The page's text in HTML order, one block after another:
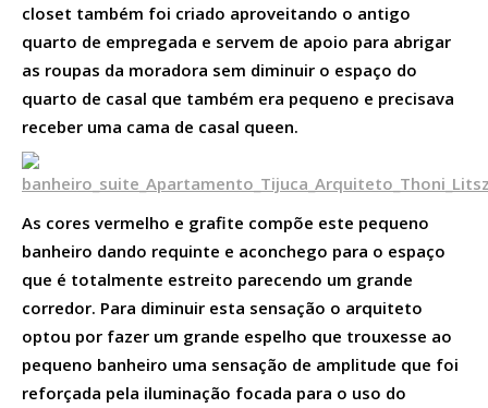
closet também foi criado aproveitando o antigo
quarto de empregada e servem de apoio para abrigar
as roupas da moradora sem diminuir o espaço do
quarto de casal que também era pequeno e precisava
receber uma cama de casal queen.
As cores vermelho e grafite compõe este pequeno
banheiro dando requinte e aconchego para o espaço
que é totalmente estreito parecendo um grande
corredor. Para diminuir esta sensação o arquiteto
optou por fazer um grande espelho que trouxesse ao
pequeno banheiro uma sensação de amplitude que foi
reforçada pela iluminação focada para o uso do